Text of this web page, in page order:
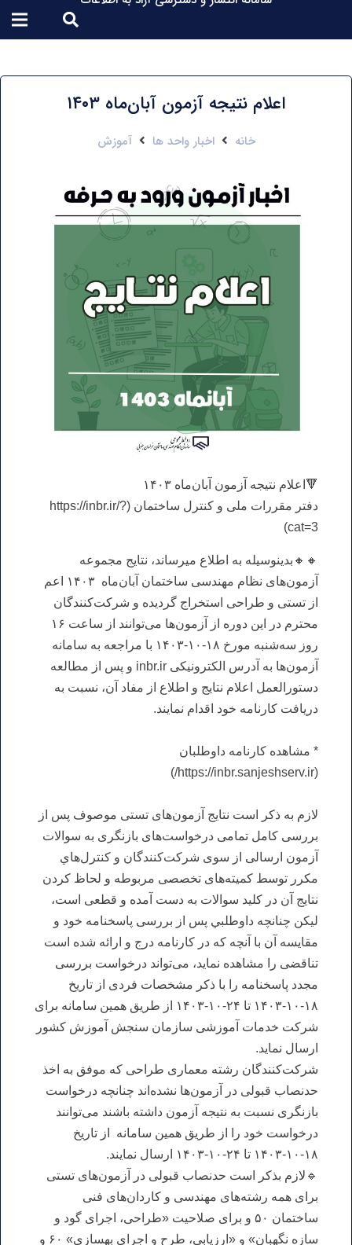
اعلام نتیجه آزمون آبان‌ماه ۱۴۰۳
خانه اخبار واحد ها آموزش
🔻اعلام نتیجه آزمون آبان‌ماه ۱۴۰۳
دفتر مقررات ملی و کنترل ساختمان (https://inbr.ir/?
cat=3)
🔸🔸بدینوسیله به اطلاع می‏رساند، نتایج مجموعه
آزمون‌های نظام مهندسی ساختمان آبان‌ماه ۱۴۰۳ اعم
از تستی و طراحی استخراج گردیده و شرکت‌کنندگان
محترم در این دوره از آزمون‌ها می‌توانند از ساعت ۱۶
روز سه‌شنبه مورخ ۱۸-۱۰-۱۴۰۳ با مراجعه به سامانه
آزمون‌ها به آدرس الکترونیکی inbr.ir و پس از مطالعه
دستورالعمل اعلام نتایج و اطلاع از مفاد آن، نسبت به
دریافت کارنامه خود اقدام نمایند.
* مشاهده کارنامه داوطلبان
(https://inbr.sanjeshserv.ir/)
لازم به ذکر است نتایج آزمون‌های تستی موصوف پس از
بررسی کامل تمامی درخواست‌های بازنگری به سوالات
آزمون ارسالی از سوی شرکت‌کنندگان و كنترل‌هاي
مكرر توسط کمیته‌های تخصصی مربوطه و لحاظ کردن
نتایج آن در کلید سوالات به دست آمده و قطعی است،
لیكن چنانچه داوطلبي پس از بررسی پاسخنامه خود و
مقایسه آن با آنچه که در کارنامه درج و ارائه شده است
تناقضی را مشاهده نماید، می‌تواند درخواست بررسی
مجدد پاسخنامه را با ذكر مشخصات فردی از تاریخ
۱۸-۱۰-۱۴۰۳ تا ۲۴-۱۰-۱۴۰۳ از طریق همین سامانه برای
شرکت خدمات آموزشی سازمان سنجش آموزش کشور
ارسال نمايد.
شرکت‌کنندگان رشته معماری طراحی که موفق به اخذ
حدنصاب قبولی در آزمون‌ها نشده‌اند چنانچه درخواست
بازنگری نسبت به نتیجه آزمون داشته باشند می‌توانند
درخواست خود را از طریق همین سامانه از تاریخ
۱۸-۱۰-۱۴۰۳ تا ۲۴-۱۰-۱۴۰۳ ارسال نمایند.
🔹لازم بذکر است حدنصاب قبولی در آزمون‌های تستی
برای همه رشته‌های مهندسی و کاردان‌های فنی
ساختمان ۵۰ و برای صلاحیت «طراحی، اجرای گود و
سازه نگهبان» و «ارزیابی، طرح و اجرای بهسازی» ۶۰ و